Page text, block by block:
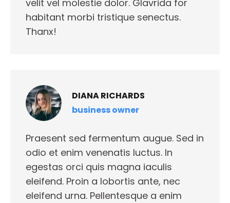
velit vel molestie dolor. Glavrida for
habitant morbi tristique senectus.
Thanx!
DIANA RICHARDS
business owner
Praesent sed fermentum augue. Sed in
odio et enim venenatis luctus. In
egestas orci quis magna iaculis
eleifend. Proin a lobortis ante, nec
eleifend urna. Pellentesque a enim